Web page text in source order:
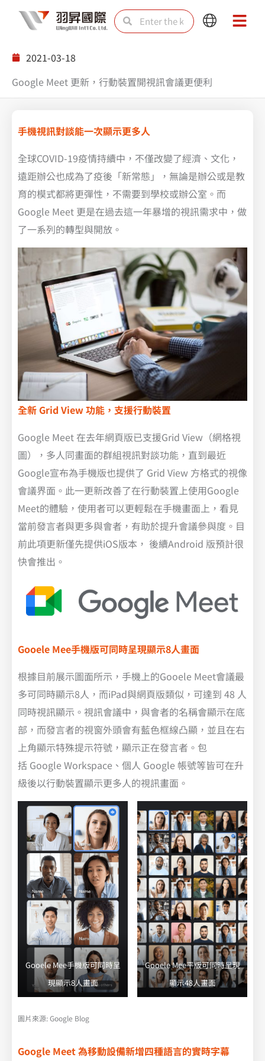
SearchSearch
Main
Main
2021-03-18
Google Meet 更新，行動裝置開視訊會議更便利
手機視訊對談能一次顯示更多人
全球COVID-19疫情持續中，不僅改變了經濟、文化，
遠距辦公也成為了疫後「新常態」，無論是辦公或是教
育的模式都將更彈性，不需要到學校或辦公室。而
Google Meet 更是在過去這一年暴增的視訊需求中，做
了一系列的轉型與開放。
全新 Grid View 功能，支援行動裝置
Google Meet 在去年網頁版已支援Grid View（網格視
圖），多人同畫面的群組視訊對談功能，直到最近
Google宣布為手機版也提供了 Grid View 方格式的視像
會議界面。此一更新改善了在行動裝置上使用Google
Meet的體驗，使用者可以更輕鬆在手機畫面上，看見
當前發言者與更多與會者，有助於提升會議參與度。目
前此項更新僅先提供iOS版本， 後續Android 版預計很
快會推出。
Gooele Mee手機版可同時呈現顯示8人畫面
根據目前展示圖面所示，手機上的Gooele Meet會議最
多可同時顯示8人，而iPad與網頁版類似，可達到 48 人
同時視訊顯示。視訊會議中，與會者的名稱會顯示在底
部，而發言者的視窗外頭會有藍色框線凸顯，並且在右
上角顯示特殊提示符號，顯示正在發言者。包
括 Google Workspace、個人 Google 帳號等皆可在升
級後以行動裝置顯示更多人的視訊畫面。
Gooele Mee手機版可同時呈
現顯示8人畫面
Gooele Mee平版可同時呈現
顯示48人畫面
圖片來源: Google Blog
Google Meet 為移動設備新增四種語言的實時字幕